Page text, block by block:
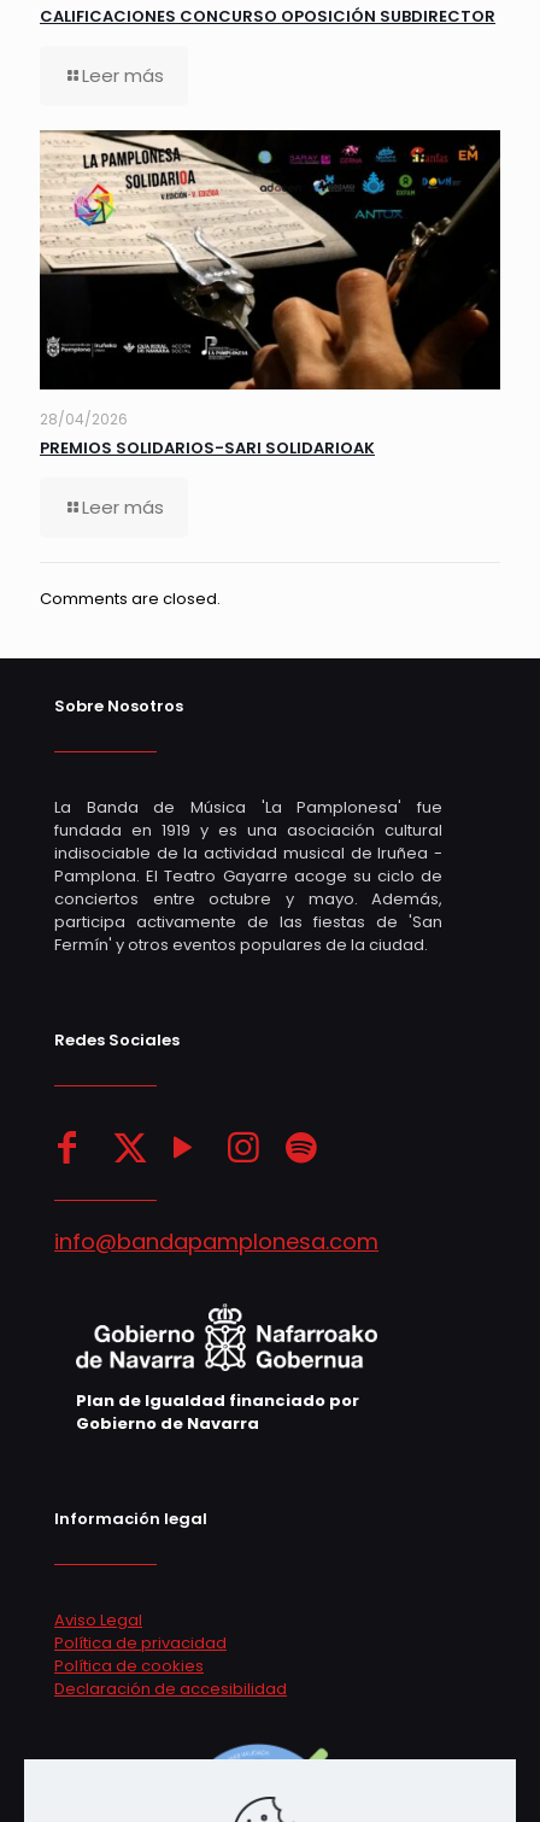
CALIFICACIONES CONCURSO OPOSICIÓN SUBDIRECTOR
Leer más
28/04/2026
PREMIOS SOLIDARIOS-SARI SOLIDARIOAK
Leer más
Comments are closed.
Sobre Nosotros
La Banda de Música 'La Pamplonesa' fue
fundada en 1919 y es una asociación cultural
indisociable de la actividad musical de Iruñea -
Pamplona. El Teatro Gayarre acoge su ciclo de
conciertos entre octubre y mayo. Además,
participa activamente de las fiestas de 'San
Fermín' y otros eventos populares de la ciudad.
Redes Sociales
info@bandapamplonesa.com
Plan de Igualdad financiado por
Gobierno de Navarra
Información legal
Aviso Legal
Política de privacidad
Política de cookies
Declaración de accesibilidad